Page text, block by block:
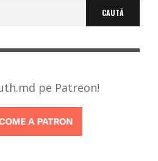
pe Patreon!